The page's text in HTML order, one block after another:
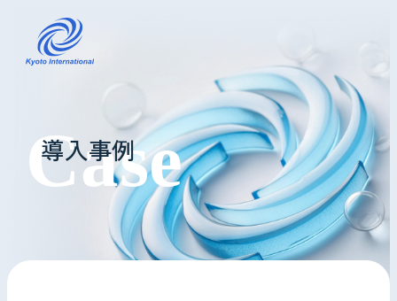
コインランドリーレンタル
ホテル様へ
掃除・メンテナンス
導入事例